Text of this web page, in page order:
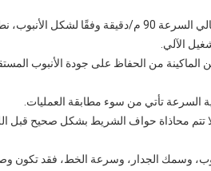
يجب اختيار مطحنة الأنبوب ذات المقطع العالي
الآلي.
من الحفاظ على جودة الأنبوب
السرعة تأتي من سوء مطابقة العمليات.
لا تتم محاذاة حواف الشريط بشكل صحيح
وسمك الجدار، وسرعة الخط، فقد تكون